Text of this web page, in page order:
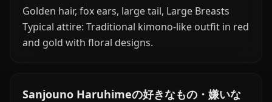
Golden hair, fox ears, large tail, Large Breasts
Typical attire: Traditional kimono-like outfit in red
and gold with floral designs.
Sanjouno Haruhimeの好きなもの・嫌いな